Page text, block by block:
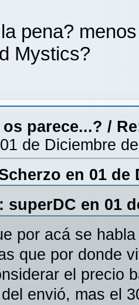
pena?
Mystics?
os parece...? /
01 de Diciembre
en 01 de
superDC en 01
por acá se
que por donde
el precio
envió, mas el